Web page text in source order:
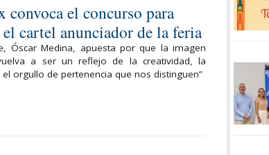
convoca el concurso para
cartel anunciador de la feria
Óscar Medina, apuesta por que la imagen
a ser un reflejo de la creatividad, la
el orgullo de pertenencia que nos distinguen”